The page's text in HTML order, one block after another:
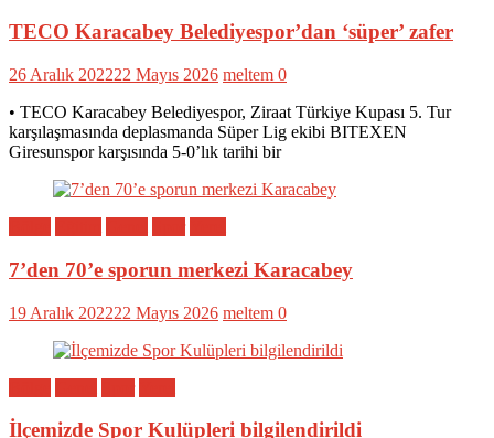
TECO Karacabey Belediyespor’dan ‘süper’ zafer
26 Aralık 202222 Mayıs 2026 meltem 0
• TECO Karacabey Belediyespor, Ziraat Türkiye Kupası 5. Tur
karşılaşmasında deplasmanda Süper Lig ekibi BITEXEN
Giresunspor karşısında 5-0’lık tarihi bir
7’den 70’e sporun merkezi Karacabey
19 Aralık 202222 Mayıs 2026 meltem 0
İlçemizde Spor Kulüpleri bilgilendirildi